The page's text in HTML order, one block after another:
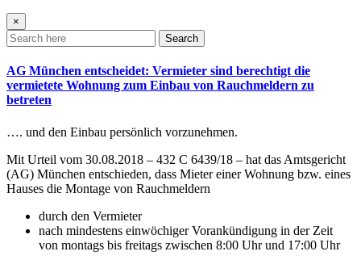
×
Search
AG München entscheidet: Vermieter sind berechtigt die
vermietete Wohnung zum Einbau von Rauchmeldern zu
betreten
…. und den Einbau persönlich vorzunehmen.
Mit Urteil vom 30.08.2018 – 432 C 6439/18 – hat das Amtsgericht
(AG) München entschieden, dass Mieter einer Wohnung bzw. eines
Hauses die Montage von Rauchmeldern
durch den Vermieter
nach mindestens einwöchiger Vorankündigung in der Zeit
von montags bis freitags zwischen 8:00 Uhr und 17:00 Uhr